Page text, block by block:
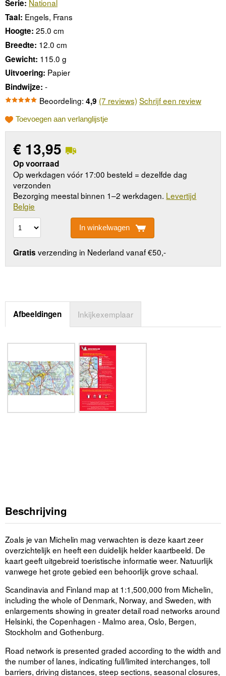
Serie: National
Taal: Engels, Frans
Hoogte: 25.0 cm
Breedte: 12.0 cm
Gewicht: 115.0 g
Uitvoering: Papier
Bindwijze: -
Beoordeling: 4,9 (7 reviews) Schrijf een review
Toevoegen aan verlanglijstje
€ 13,95
Op voorraad
Op werkdagen vóór 17:00 besteld = dezelfde dag
verzonden
Bezorging meestal binnen 1–2 werkdagen. Levertijd
Belgie
In winkelwagen
Gratis verzending in Nederland vanaf €50,-
Afbeeldingen Inkijkexemplaar
Beschrijving
Zoals je van Michelin mag verwachten is deze kaart zeer
overzichtelijk en heeft een duidelijk helder kaartbeeld. De
kaart geeft uitgebreid toeristische informatie weer. Natuurlijk
vanwege het grote gebied een behoorlijk grove schaal.
Scandinavia and Finland map at 1:1,500,000 from Michelin,
including the whole of Denmark, Norway, and Sweden, with
enlargements showing in greater detail road networks around
Helsinki, the Copenhagen - Malmo area, Oslo, Bergen,
Stockholm and Gothenburg.
Road network is presented graded according to the width and
the number of lanes, indicating full/limited interchanges, toll
barriers, driving distances, steep sections, seasonal closures,